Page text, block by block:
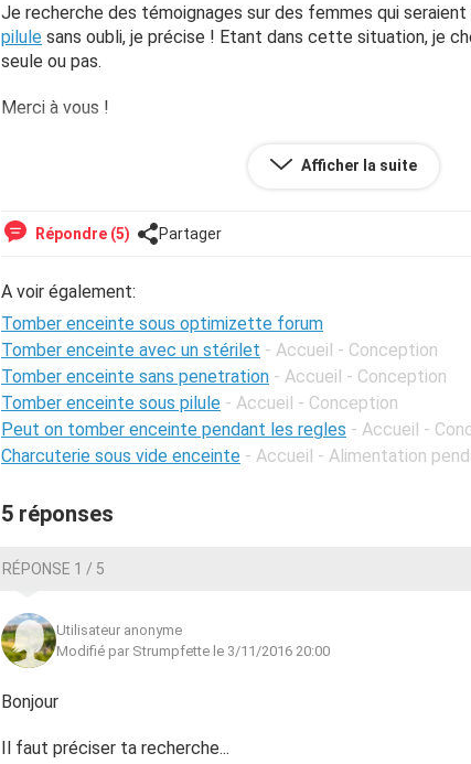
Je recherche des témoignages sur des femmes qui
pilule sans oubli, je précise ! Etant dans cette situation, je
seule ou pas.
Merci à vous !
Afficher la suite
Répondre (5) Partager
A voir également:
Tomber enceinte sous optimizette forum
Tomber enceinte avec un stérilet - Accueil - Conception
Tomber enceinte sans penetration - Accueil - Conception
Tomber enceinte sous pilule - Accueil - Conception
Peut on tomber enceinte pendant les regles - Accueil -
Charcuterie sous vide enceinte - Accueil - Alimentation
5 réponses
RÉPONSE 1 / 5
Utilisateur anonyme
Modifié par Strumpfette le 3/11/2016 20:00
Bonjour
Il faut préciser ta recherche...